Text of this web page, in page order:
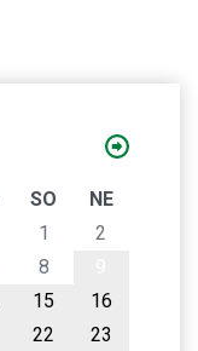
SO
NE
1
2
8
15
16
22
23